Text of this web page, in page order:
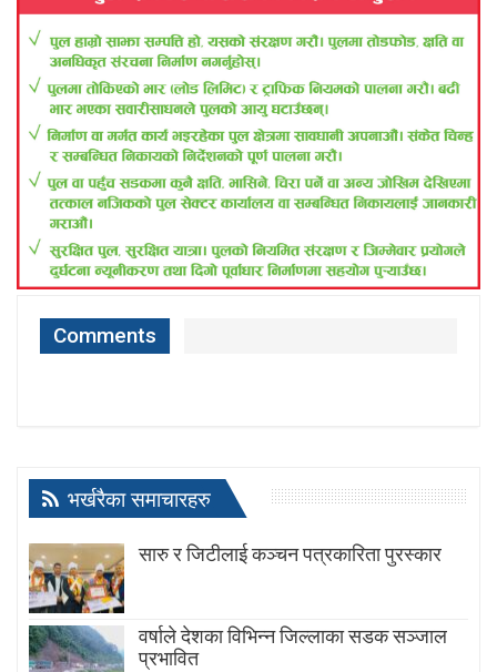
Comments
भर्खरैका समाचारहरु
सारु र जिटीलाई कञ्चन पत्रकारिता पुरस्कार
वर्षाले देशका विभिन्न जिल्लाका सडक सञ्जाल
प्रभावित